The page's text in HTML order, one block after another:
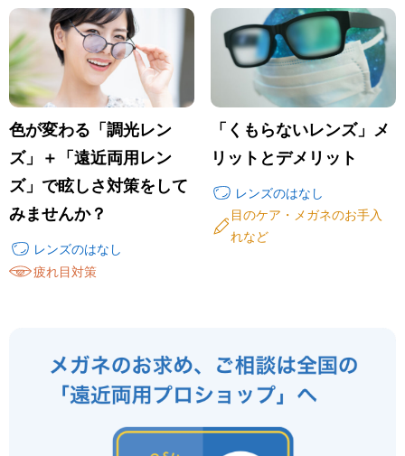
色が変わる「調光レン
ズ」＋「遠近両用レン
ズ」で眩しさ対策をして
みませんか？
レンズのはなし
疲れ目対策
「くもらないレンズ」メ
リットとデメリット
レンズのはなし
目のケア・メガネのお手入
れなど